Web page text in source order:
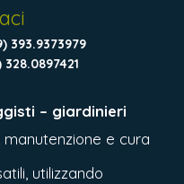
393.9373979
328.0897421
– giardinieri
manutenzione e cura
utilizzando